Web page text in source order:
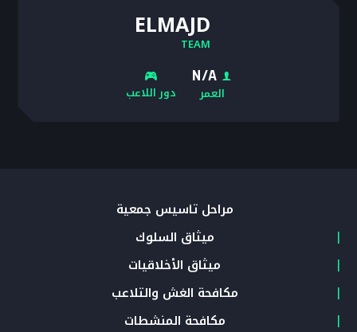
ELMAJD
TEAM
N/A
العمر دور اللاعب
مراحل تأسيس جمعية
ميثاق السلوك
ميثاق الأخلاقيات
مكافحة الغش والتلاعب
مكافحة المنشطات